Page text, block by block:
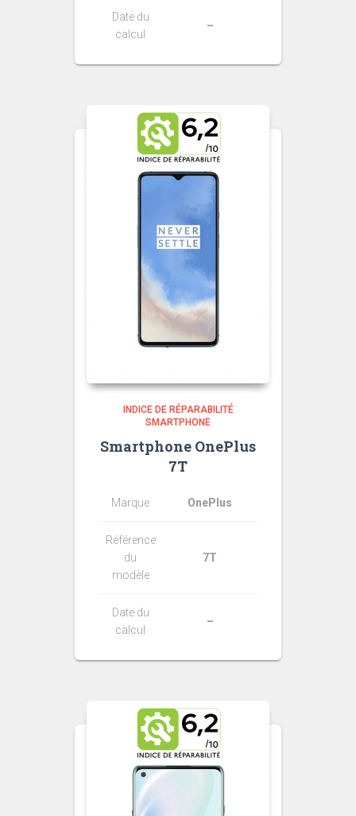
Date du
calcul
–
INDICE DE RÉPARABILITÉ
SMARTPHONE
Smartphone OnePlus
7T
Marque OnePlus
Référence
du
modèle
7T
Date du
calcul
–